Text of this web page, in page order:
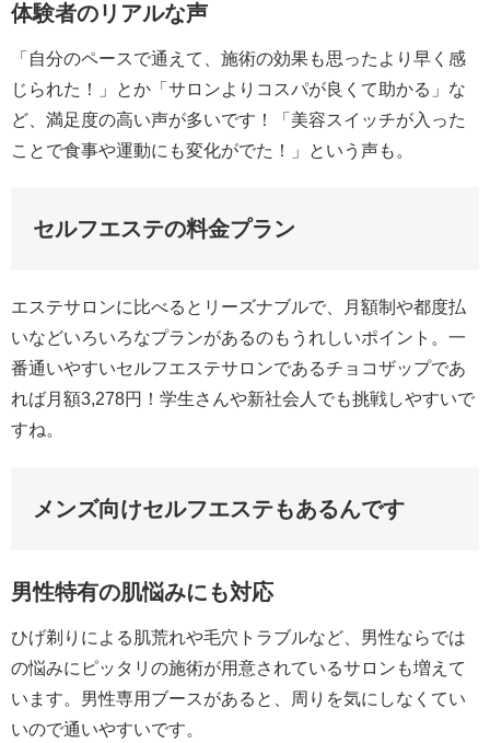
体験者のリアルな声
「自分のペースで通えて、施術の効果も思ったより早く感
じられた！」とか「サロンよりコスパが良くて助かる」な
ど、満足度の高い声が多いです！「美容スイッチが入った
ことで食事や運動にも変化がでた！」という声も。
セルフエステの料金プラン
エステサロンに比べるとリーズナブルで、月額制や都度払
いなどいろいろなプランがあるのもうれしいポイント。一
番通いやすいセルフエステサロンであるチョコザップであ
れば月額3,278円！学生さんや新社会人でも挑戦しやすいで
すね。
メンズ向けセルフエステもあるんです
男性特有の肌悩みにも対応
ひげ剃りによる肌荒れや毛穴トラブルなど、男性ならでは
の悩みにピッタリの施術が用意されているサロンも増えて
います。男性専用ブースがあると、周りを気にしなくてい
いので通いやすいです。